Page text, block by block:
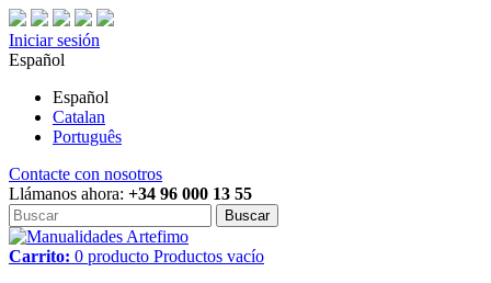
Iniciar sesión
Español
Español
Catalan
Português
Contacte con nosotros
Llámanos ahora: +34 96 000 13 55
Buscar
Carrito: 0 producto Productos vacío